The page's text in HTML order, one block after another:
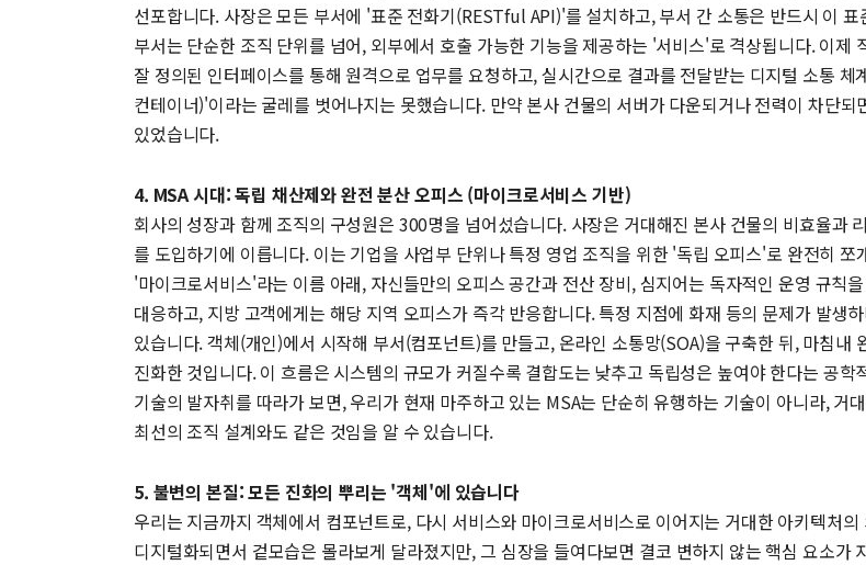
선포합니다. 사장은 모든 부서에 '표준 전화기(RESTful API)'를 설치하고, 부서 간 소통은 반드시 이
부서는 단순한 조직 단위를 넘어, 외부에서 호출 가능한 기능을 제공하는 '서비스'로 격상됩니다. 이
잘 정의된 인터페이스를 통해 원격으로 업무를 요청하고, 실시간으로 결과를 전달받는 디지털 소통
컨테이너)'이라는 굴레를 벗어나지는 못했습니다. 만약 본사 건물의 서버가 다운되거나 전력이 차단
있었습니다.
4. MSA 시대: 독립 채산제와 완전 분산 오피스 (마이크로서비스 기반)
회사의 성장과 함께 조직의 구성원은 300명을 넘어섰습니다. 사장은 거대해진 본사 건물의 비효율
를 도입하기에 이릅니다. 이는 기업을 사업부 단위나 특정 영업 조직을 위한 '독립 오피스'로 완전히
'마이크로서비스'라는 이름 아래, 자신들만의 오피스 공간과 전산 장비, 심지어는 독자적인 운영 규칙
대응하고, 지방 고객에게는 해당 지역 오피스가 즉각 반응합니다. 특정 지점에 화재 등의 문제가 발생
있습니다. 객체(개인)에서 시작해 부서(컴포넌트)를 만들고, 온라인 소통망(SOA)을 구축한 뒤, 마침
진화한 것입니다. 이 흐름은 시스템의 규모가 커질수록 결합도는 낮추고 독립성은 높여야 한다는 공
기술의 발자취를 따라가 보면, 우리가 현재 마주하고 있는 MSA는 단순히 유행하는 기술이 아니라,
최선의 조직 설계와도 같은 것임을 알 수 있습니다.
5. 불변의 본질: 모든 진화의 뿌리는 '객체'에 있습니다
우리는 지금까지 객체에서 컴포넌트로, 다시 서비스와 마이크로서비스로 이어지는 거대한 아키텍처
디지털화되면서 겉모습은 몰라보게 달라졌지만, 그 심장을 들여다보면 결코 변하지 않는 핵심 요소